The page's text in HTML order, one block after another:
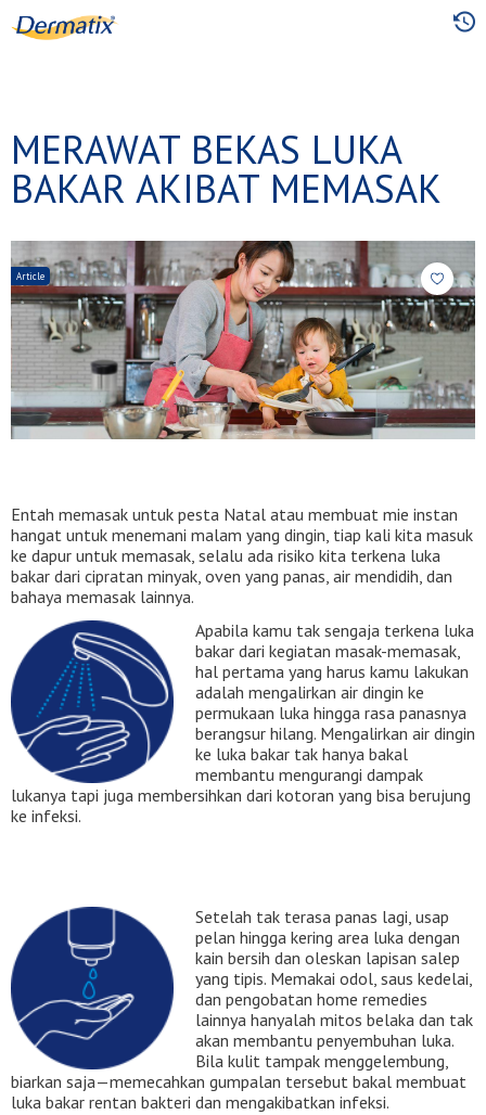
MERAWAT BEKAS LUKA
BAKAR AKIBAT MEMASAK
Article
Entah memasak untuk pesta Natal atau membuat mie instan
hangat untuk menemani malam yang dingin, tiap kali kita masuk
ke dapur untuk memasak, selalu ada risiko kita terkena luka
bakar dari cipratan minyak, oven yang panas, air mendidih, dan
bahaya memasak lainnya.
Apabila kamu tak sengaja terkena luka
bakar dari kegiatan masak-memasak,
hal pertama yang harus kamu lakukan
adalah mengalirkan air dingin ke
permukaan luka hingga rasa panasnya
berangsur hilang. Mengalirkan air dingin
ke luka bakar tak hanya bakal
membantu mengurangi dampak
lukanya tapi juga membersihkan dari kotoran yang bisa berujung
ke infeksi.
Setelah tak terasa panas lagi, usap
pelan hingga kering area luka dengan
kain bersih dan oleskan lapisan salep
yang tipis. Memakai odol, saus kedelai,
dan pengobatan home remedies
lainnya hanyalah mitos belaka dan tak
akan membantu penyembuhan luka.
Bila kulit tampak menggelembung,
biarkan saja—memecahkan gumpalan tersebut bakal membuat
luka bakar rentan bakteri dan mengakibatkan infeksi.